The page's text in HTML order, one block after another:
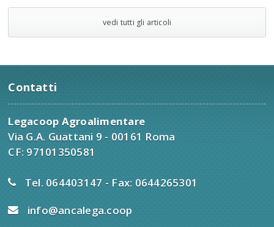
vedi tutti gli articoli
Contatti
Legacoop Agroalimentare
Via G.A. Guattani 9 - 00161 Roma
CF: 97101350581
Tel. 064403147 - Fax: 0644265301
info@ancalega.coop